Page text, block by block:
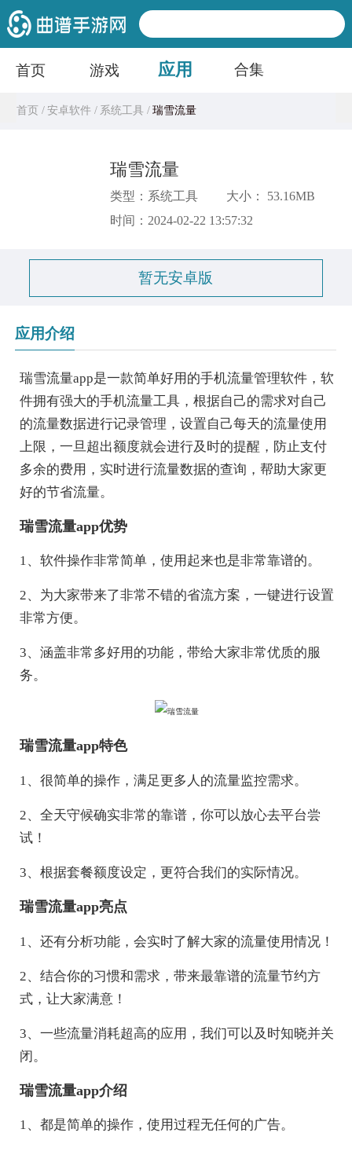
首页 游戏 应用 合集
首页 /安卓软件 / 系统工具 /瑞雪流量
瑞雪流量
类型：系统工具
大小： 53.16MB
时间：2024-02-22 13:57:32
暂无安卓版
应用介绍
瑞雪流量app是一款简单好用的手机流量管理软件，软
件拥有强大的手机流量工具，根据自己的需求对自己
的流量数据进行记录管理，设置自己每天的流量使用
上限，一旦超出额度就会进行及时的提醒，防止支付
多余的费用，实时进行流量数据的查询，帮助大家更
好的节省流量。
瑞雪流量app优势
1、软件操作非常简单，使用起来也是非常靠谱的。
2、为大家带来了非常不错的省流方案，一键进行设置
非常方便。
3、涵盖非常多好用的功能，带给大家非常优质的服
务。
瑞雪流量app特色
1、很简单的操作，满足更多人的流量监控需求。
2、全天守候确实非常的靠谱，你可以放心去平台尝
试！
3、根据套餐额度设定，更符合我们的实际情况。
瑞雪流量app亮点
1、还有分析功能，会实时了解大家的流量使用情况！
2、结合你的习惯和需求，带来最靠谱的流量节约方
式，让大家满意！
3、一些流量消耗超高的应用，我们可以及时知晓并关
闭。
瑞雪流量app介绍
1、都是简单的操作，使用过程无任何的广告。